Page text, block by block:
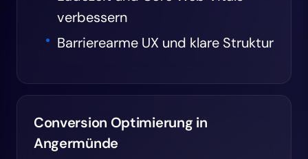
verbessern
Barrierearme UX und klare Struktur
Conversion Optimierung in
Angermünde